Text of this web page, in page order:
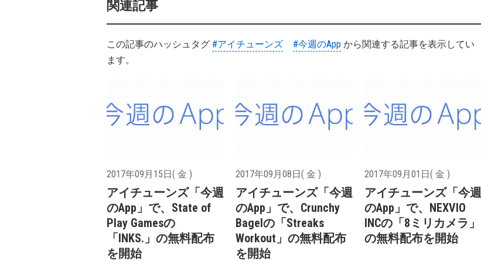
関連記事
この記事のハッシュタグ #アイチューンズ #今週のApp から関連する記事を表示してい
ます。
2017年09月15日( 金 )
アイチューンズ「今週
のApp」で、State of
Play Gamesの
「INKS.」の無料配布
を開始
2017年09月08日( 金 )
アイチューンズ「今週
のApp」で、Crunchy
Bagelの「Streaks
Workout」の無料配布
を開始
2017年09月01日( 金 )
アイチューンズ「今週
のApp」で、NEXVIO
INCの「8ミリカメラ」
の無料配布を開始